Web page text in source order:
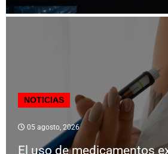
NOTICIAS
05 agosto, 2026
El uso de medicamentos